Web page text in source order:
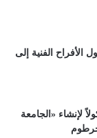
الفنية إلى
لإنشاء «الجامعة